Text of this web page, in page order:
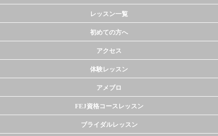
レッスン一覧
初めての方へ
アクセス
体験レッスン
アメブロ
FEJ資格コースレッスン
ブライダルレッスン